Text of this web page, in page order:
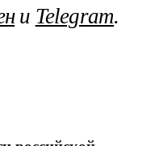
и Telegram.